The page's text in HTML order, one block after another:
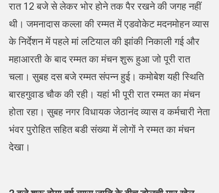
रात 12 बजे से लेकर भोर होने तक पैर रखने की जगह नहीं
थी। जमनादास कल्ला की रम्मत में एडवोकेट मदनमोहन व्यास
के निर्देशन में पहले मां लटियाल की झांकी निकाली गई और
महाआरती के बाद रम्मत का मंचन शुरू हुआ जो पूरी रात
चला। सुबह दस बजे रम्मत संपन्न हुई। कमोबेश यही स्थिति
बारहगुवाड चौक की रही। यहां भी पूरी रात रम्मत का मंचन
होता रहा। सुबह नगर विधायक जेठानंद व्यास व कर्मचारी नेता
भंवर पुरोहित सहित बडी संख्या में लोगों ने रम्मत का मंचन
देखा।